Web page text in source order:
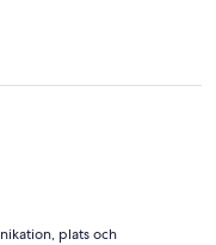
plats och